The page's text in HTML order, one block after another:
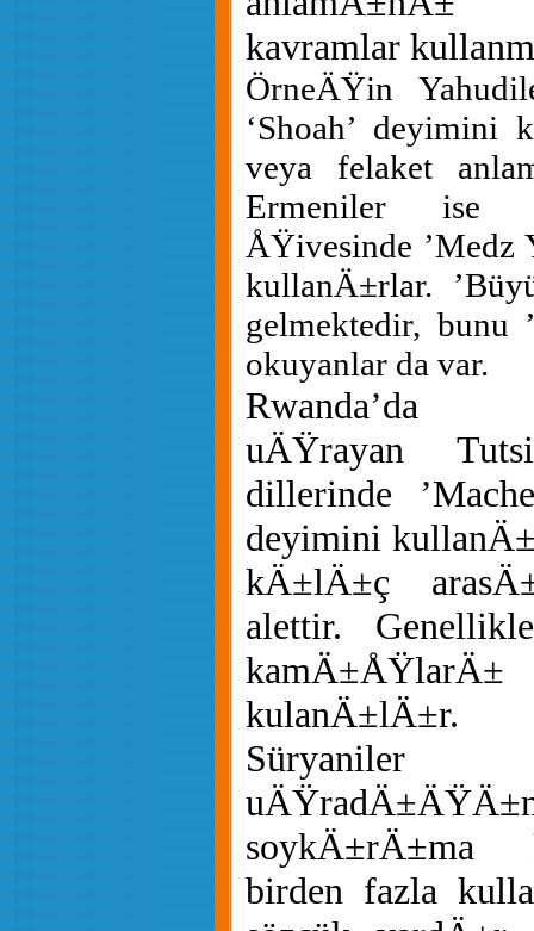
kavramlar
ÖrneÄŸin
‘Shoah’ deyimini
veya felaket
Ermeniler ise
ÅŸivesinde ’Medz
kullanÄ±rlar.
gelmektedir, bunu
okuyanlar da var.
Rwanda’da
uÄŸrayan
dillerinde
deyimini
kÄ±lÄ±ç
alettir.
kulanÄ±lÄ±r.
birden fazla